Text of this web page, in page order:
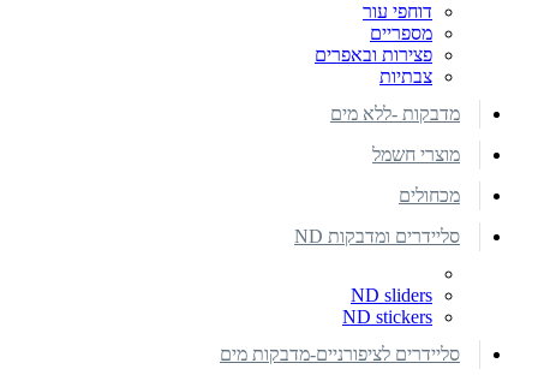
דוחפי עור
מספריים
פצירות ובאפרים
צבתיות
מדבקות -ללא מים
מוצרי חשמל
מכחולים
סליידרים ומדבקות ND
ND sliders
ND stickers
סליידרים לציפורניים-מדבקות מים